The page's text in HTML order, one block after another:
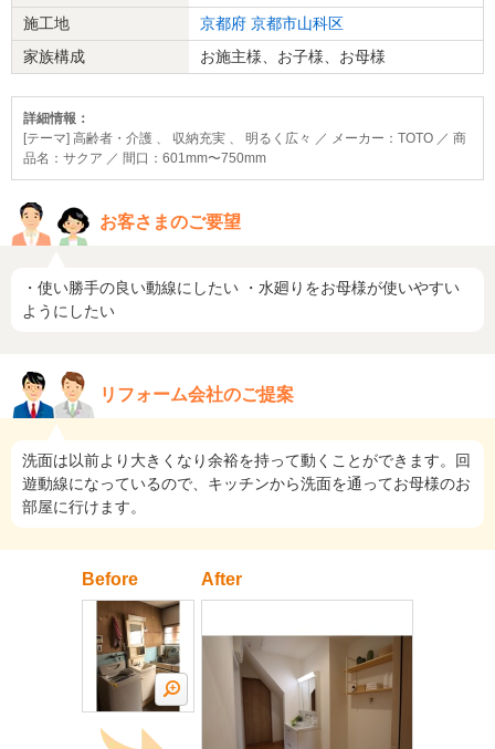
施工地
京都府 京都市山科区
家族構成
お施主様、お子様、お母様
詳細情報：
[テーマ] 高齢者・介護 、 収納充実 、 明るく広々 ／ メーカー：TOTO ／ 商
品名：サクア ／ 間口：601mm〜750mm
お客さまのご要望
・使い勝手の良い動線にしたい ・水廻りをお母様が使いやすい
ようにしたい
リフォーム会社のご提案
洗面は以前より大きくなり余裕を持って動くことができます。回
遊動線になっているので、キッチンから洗面を通ってお母様のお
部屋に行けます。
Before After